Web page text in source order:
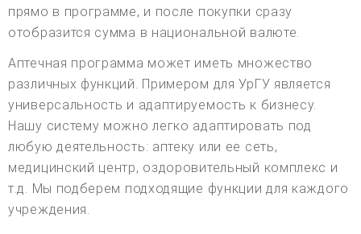
прямо в программе, и после покупки сразу
отобразится сумма в национальной валюте.
Аптечная программа может иметь множество
различных функций. Примером для УрГУ является
универсальность и адаптируемость к бизнесу.
Нашу систему можно легко адаптировать под
любую деятельность: аптеку или ее сеть,
медицинский центр, оздоровительный комплекс и
т.д. Мы подберем подходящие функции для каждого
учреждения.